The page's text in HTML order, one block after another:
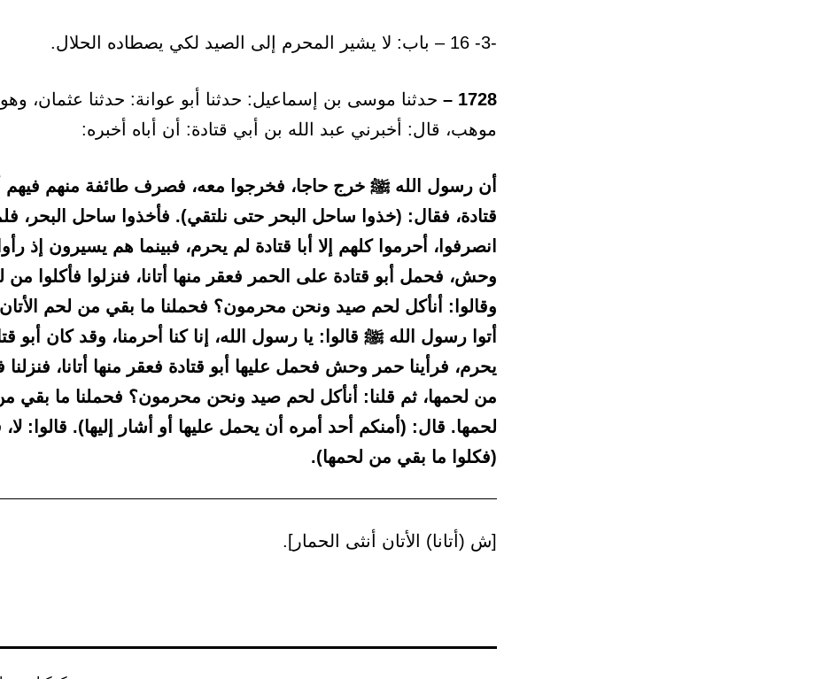
-3- 16 – باب: لا يشير المحرم إلى الصيد لكي يصطاده الحلال.
1728 –
حدثنا موسى بن إسماعيل: حدثنا أبو عوانة: حدثنا عثمان،
موهب، قال: أخبرني عبد الله بن أبي قتادة: أن أباه أخبره:
أن رسول الله ﷺ خرج حاجا، فخرجوا معه، فصرف طائفة منهم فيهم
قتادة، فقال: (خذوا ساحل البحر حتى نلتقي). فأخذوا ساحل البحر،
انصرفوا، أحرموا كلهم إلا أبا قتادة لم يحرم، فبينما هم يسيرون إذ
وحش، فحمل أبو قتادة على الحمر فعقر منها أتانا، فنزلوا فأكلوا من
وقالوا: أنأكل لحم صيد ونحن محرمون؟ فحملنا ما بقي من لحم
أتوا رسول الله ﷺ قالوا: يا رسول الله، إنا كنا أحرمنا، وقد كان أبو
يحرم، فرأينا حمر وحش فحمل عليها أبو قتادة فعقر منها أتانا، فنزلنا
من لحمها، ثم قلنا: أنأكل لحم صيد ونحن محرمون؟ فحملنا ما بقي
لحمها. قال: (أمنكم أحد أمره أن يحمل عليها أو أشار إليها). قالوا:
(فكلوا ما بقي من لحمها).
[ش (أتانا) الأتان أنثى الحمار].